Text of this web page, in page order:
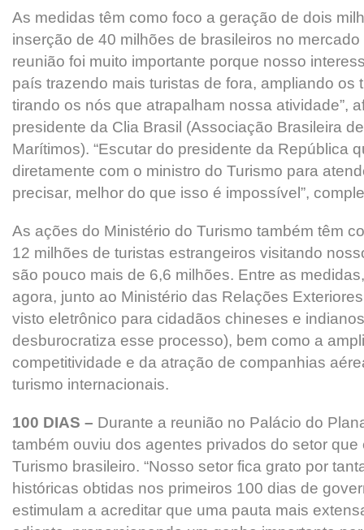
As medidas têm como foco a geração de dois
inserção de 40 milhões de brasileiros no mercado
reunião foi muito importante porque nosso
país trazendo mais turistas de fora, ampliando os
tirando os nós que atrapalham nossa atividade”,
presidente da Clia Brasil (Associação Brasileira
Marítimos). “Escutar do presidente da República
diretamente com o ministro do Turismo para
precisar, melhor do que isso é impossível”,
As ações do Ministério do Turismo também têm
12 milhões de turistas estrangeiros visitando
são pouco mais de 6,6 milhões. Entre as
agora, junto ao Ministério das Relações
visto eletrônico para cidadãos chineses e
desburocratiza esse processo), bem como a
competitividade e da atração de companhias
turismo internacionais.
100 DIAS – Durante a reunião no Palácio do
também ouviu dos agentes privados do setor que
Turismo brasileiro. “Nosso setor fica grato por
históricas obtidas nos primeiros 100 dias de
estimulam a acreditar que uma pauta mais